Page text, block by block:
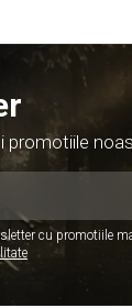
promotiile
cu promotiile